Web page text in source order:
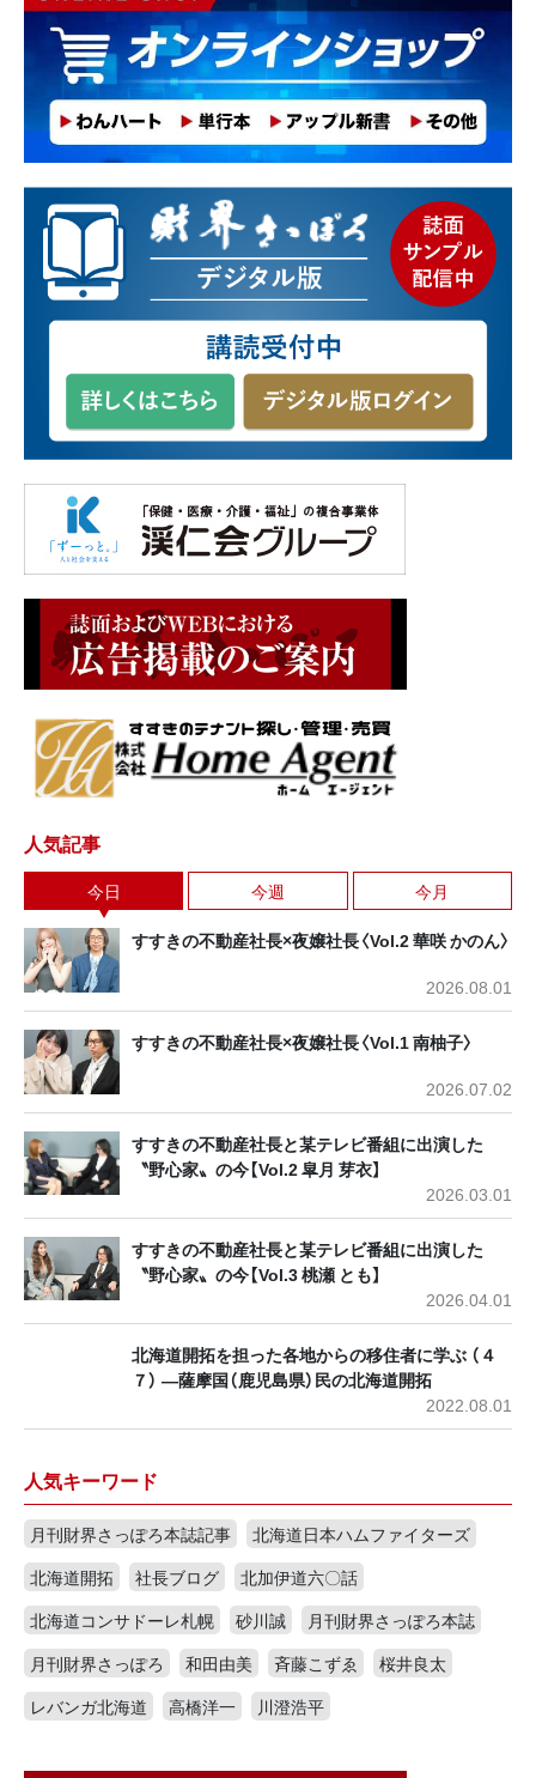
人気記事
今日 今週 今月
すすきの不動産社長×夜嬢社長〈Vol.2 華咲 かのん〉
2026.08.01
すすきの不動産社長×夜嬢社長〈Vol.1 南柚子〉
2026.07.02
すすきの不動産社長と某テレビ番組に出演した
〝野心家〟の今【Vol.2 皐月 芽衣】
2026.03.01
すすきの不動産社長と某テレビ番組に出演した
〝野心家〟の今【Vol.3 桃瀬 とも】
2026.04.01
北海道開拓を担った各地からの移住者に学ぶ （４
７） ―薩摩国（鹿児島県）民の北海道開拓
2022.08.01
人気キーワード
月刊財界さっぽろ本誌記事
北海道日本ハムファイターズ
北海道開拓
社長ブログ
北加伊道六〇話
北海道コンサドーレ札幌
砂川誠
月刊財界さっぽろ本誌
月刊財界さっぽろ
和田由美 斉藤こずゑ
桜井良太
レバンガ北海道
高橋洋一 川澄浩平